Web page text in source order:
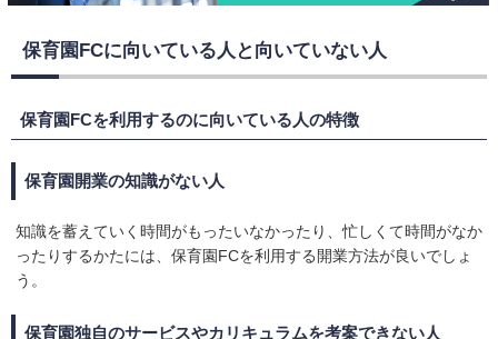
保育園FCに向いている人と向いていない人
保育園FCを利用するのに向いている人の特徴
保育園開業の知識がない人
知識を蓄えていく時間がもったいなかったり、忙しくて時間がなか
ったりするかたには、保育園FCを利用する開業方法が良いでしょ
う。
保育園独自のサービスやカリキュラムを考案できない人